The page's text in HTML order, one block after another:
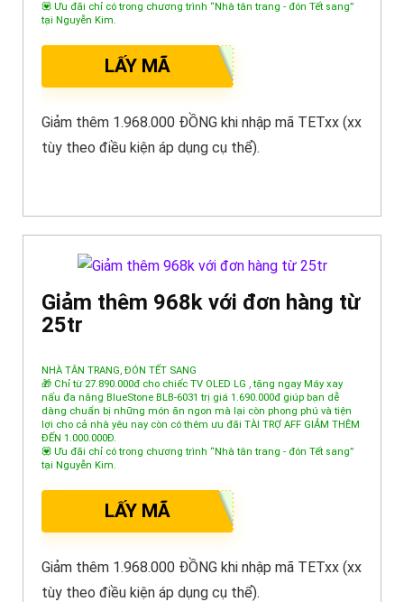
💟 Ưu đãi chỉ có trong chương trình “Nhà tân trang - đón Tết sang”
tại Nguyễn Kim.
LẤY MÃ
Giảm thêm 1.968.000 ĐỒNG khi nhập mã TETxx (xx
tùy theo điều kiện áp dụng cụ thể).
Giảm thêm 968k với đơn hàng từ
25tr
NHÀ TÂN TRANG, ĐÓN TẾT SANG
🎁 Chỉ từ 27.890.000đ cho chiếc TV OLED LG , tặng ngay Máy xay
nấu đa năng BlueStone BLB-6031 trị giá 1.690.000đ giúp bạn dễ
dàng chuẩn bị những món ăn ngon mà lại còn phong phú và tiện
lợi cho cả nhà yêu nay còn có thêm ưu đãi TÀI TRỢ AFF GIẢM THÊM
ĐẾN 1.000.000Đ.
💟 Ưu đãi chỉ có trong chương trình “Nhà tân trang - đón Tết sang”
tại Nguyễn Kim.
LẤY MÃ
Giảm thêm 1.968.000 ĐỒNG khi nhập mã TETxx (xx
tùy theo điều kiện áp dụng cụ thể).